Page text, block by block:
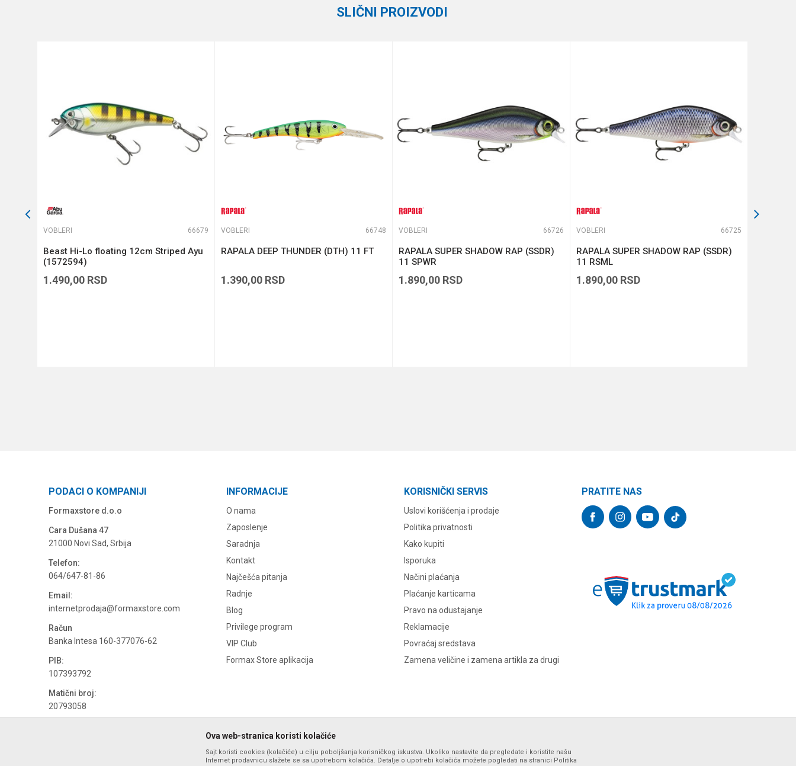
POŠALJI
SLIČNI PROIZVODI
VOBLERI 66679
Beast Hi-Lo floating 12cm Striped Ayu
(1572594)
1.490,00 RSD
VOBLERI 66748
RAPALA DEEP THUNDER (DTH) 11 FT
1.390,00 RSD
VOBLERI 66726
RAPALA SUPER SHADOW RAP (SSDR)
11 SPWR
1.890,00 RSD
VOBLERI 66725
RAPALA SUPER SHADOW RAP (SSDR)
11 RSML
1.890,00 RSD
PODACI O KOMPANIJI
Formaxstore d.o.o
Cara Dušana 47
21000 Novi Sad, Srbija
Telefon:
064/647-81-86
Email:
internetprodaja@formaxstore.com
Račun
Banka Intesa 160-377076-62
PIB:
107393792
Matični broj:
20793058
INFORMACIJE
O nama
Zaposlenje
Saradnja
Kontakt
Najčešća pitanja
Radnje
Blog
Privilege program
VIP Club
Formax Store aplikacija
KORISNIČKI SERVIS
Uslovi korišćenja i prodaje
Politika privatnosti
Kako kupiti
Isporuka
Načini plaćanja
Plaćanje karticama
Pravo na odustajanje
Reklamacije
Povraćaj sredstava
Zamena veličine i zamena artikla za drugi
PRATITE NAS
Ova web-stranica koristi kolačiće
Sajt koristi cookies (kolačiće) u cilju poboljšanja korisničkog iskustva. Ukoliko nastavite da pregledate i koristite našu
Internet prodavnicu slažete se sa upotrebom kolačića. Detalje o upotrebi kolačića možete pogledati na stranici Politika